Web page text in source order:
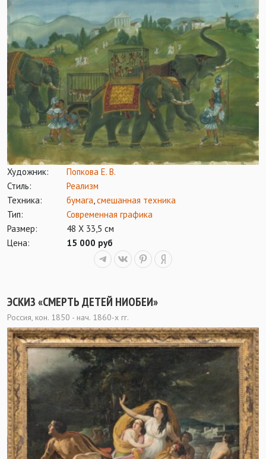
Художник:
Попкова Е. В.
Стиль:
Реализм
Техника:
бумага смешанная техника
Тип:
Современная графика
Размер:
48 Х 33,5 см
Цена:
15 000 руб
ЭСКИЗ «СМЕРТЬ ДЕТЕЙ НИОБЕИ»
Россия, кон. 1850 - нач. 1860-х гг.